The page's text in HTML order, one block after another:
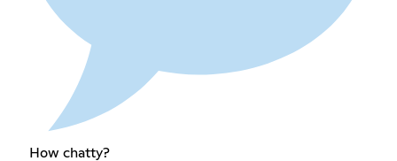
How chatty?